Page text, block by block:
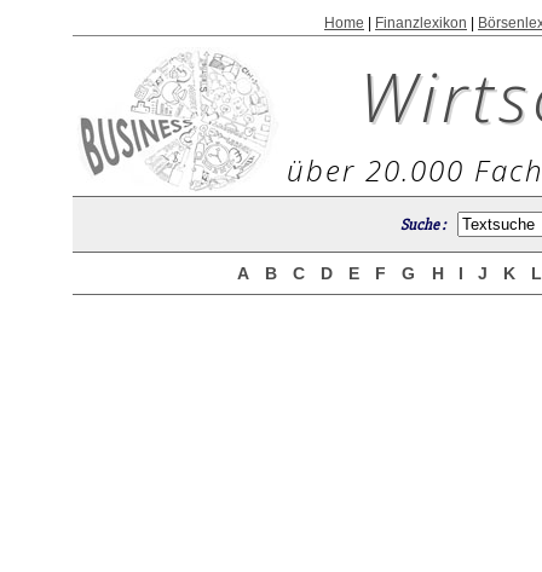
Home Finanzlexikon
über 20.000
Suche :
A B C D E F G H I J K